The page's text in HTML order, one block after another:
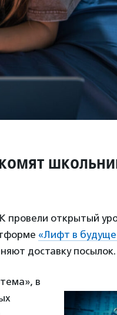
открытый
«Лифт в
доставку посылок.
в